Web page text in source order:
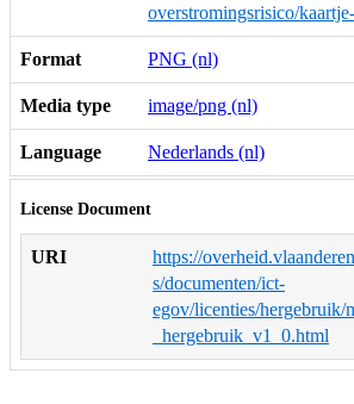
overstromingsrisico/
Format PNG (nl)
Media type image/png (nl)
Language Nederlands (nl)
License Document
URI
https://
s/documenten/ict-
egov/licenties/hergebruik/
_hergebruik_v1_0.html